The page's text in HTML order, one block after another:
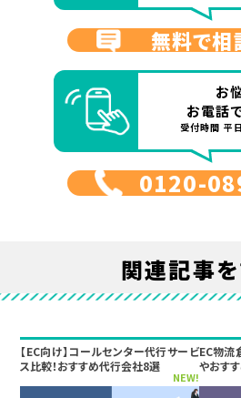
無料で相
お
お電話
受付時間 平
0120-
関連記事
【EC向け】コールセンター代行サービ
ス比較！おすすめ代行会社8選
NEW!
EC物流
やおす